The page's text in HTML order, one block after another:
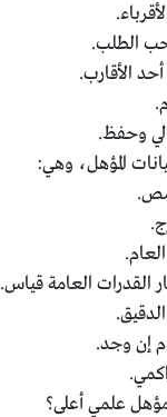
الطلب.
الأقارب.
وحفظ.
المؤهل، وهي:
القدرات العامة قياس.
إن وجد.
علمي أعلى؟